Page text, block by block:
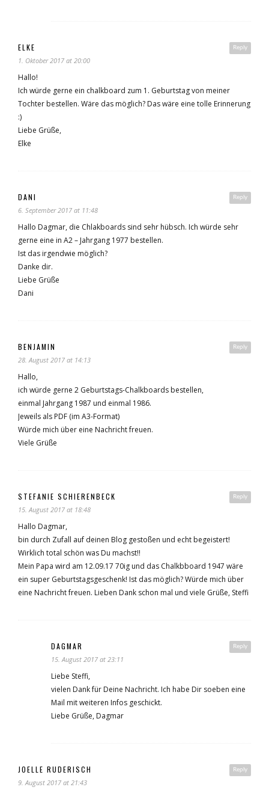
Reply
ELKE
1. Oktober 2017 at 20:00
Hallo!
Ich würde gerne ein chalkboard zum 1. Geburtstag von meiner
Tochter bestellen. Wäre das möglich? Das wäre eine tolle Erinnerung
:)
Liebe Grüße,
Elke
Reply
DANI
6. September 2017 at 11:48
Hallo Dagmar, die Chlakboards sind sehr hübsch. Ich würde sehr
gerne eine in A2 – Jahrgang 1977 bestellen.
Ist das irgendwie möglich?
Danke dir.
Liebe Grüße
Dani
Reply
BENJAMIN
28. August 2017 at 14:13
Hallo,
ich würde gerne 2 Geburtstags-Chalkboards bestellen,
einmal Jahrgang 1987 und einmal 1986.
Jeweils als PDF (im A3-Format)
Würde mich über eine Nachricht freuen.
Viele Grüße
Reply
STEFANIE SCHIERENBECK
15. August 2017 at 18:48
Hallo Dagmar,
bin durch Zufall auf deinen Blog gestoßen und echt begeistert!
Wirklich total schön was Du machst!!
Mein Papa wird am 12.09.17 70ig und das Chalkbboard 1947 wäre
ein super Geburtstagsgeschenk! Ist das möglich? Würde mich über
eine Nachricht freuen. Lieben Dank schon mal und viele Grüße, Steffi
Reply
DAGMAR
15. August 2017 at 23:11
Liebe Steffi,
vielen Dank für Deine Nachricht. Ich habe Dir soeben eine
Mail mit weiteren Infos geschickt.
Liebe Grüße, Dagmar
Reply
JOELLE RUDERISCH
9. August 2017 at 21:43